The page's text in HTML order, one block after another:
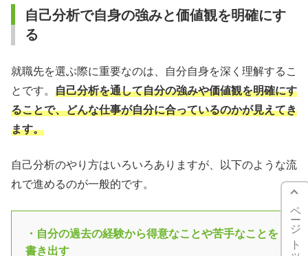
自己分析で自身の強みと価値観を明確にす
る
就職先を選ぶ際に重要なのは、自分自身を深く理解するこ
とです。 自己分析を通して自分の強みや価値観を明確にす
ることで、どんな仕事が自分に合っているのかが見えてき
ます。
自己分析のやり方はいろいろありますが、以下のような流
れで進めるのが一般的です。
・自分の過去の経験から得意なことや苦手なことを
書き出す
ページトップ